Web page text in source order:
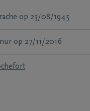
op 23/08/1945
op 27/11/2016